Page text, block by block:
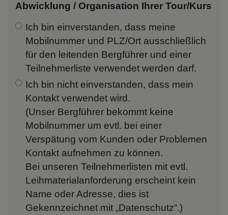
Abwicklung / Organisation Ihrer Tour/Kurs
Ich bin einverstanden, dass meine
Mobilnummer und PLZ/Ort ausschließlich
für den leitenden Bergführer und einer
Teilnehmerliste verwendet werden darf.
Ich bin nicht einverstanden, dass mein
Kontakt verwendet wird.
(Unser Bergführer bekommt keine
Mobilnummer um evtl. bei einer
Verspätung vom Kunden oder Problemen
Kontakt aufnehmen zu können.
Bei unseren Teilnehmerlisten mit evtl.
Leihmaterialanforderung erscheint kein
Name oder Adresse, dies ist
Gekennzeichnet mit „Datenschutz“.)